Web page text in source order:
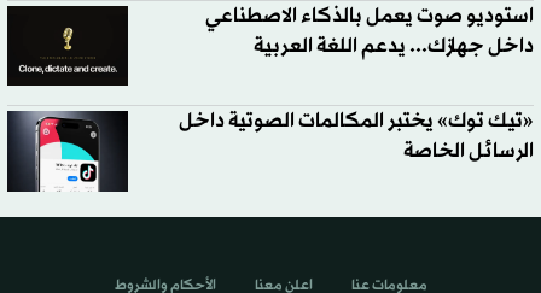
استوديو صوت يعمل بالذكاء الاصطناعي
داخل جهازك... يدعم اللغة العربية
«تيك توك» يختبر المكالمات الصوتية داخل
الرسائل الخاصة
معلومات عنا اعلن معنا الأحكام والشروط